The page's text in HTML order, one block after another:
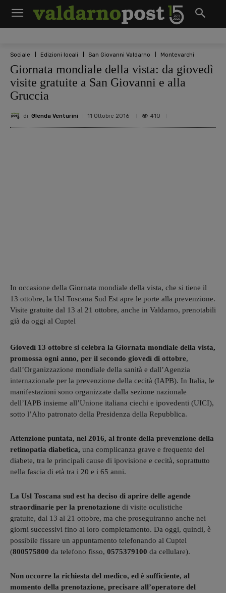
Sociale Edizioni locali San Giovanni Valdarno Montevarchi
Giornata mondiale della vista: da giovedì
visite gratuite a San Giovanni e alla
Gruccia
di Glenda Venturini 11 Ottobre 2016 410
In occasione della Giornata mondiale della vista, che si tiene il
13 ottobre, la Usl Toscana Sud Est apre le porte alla prevenzione.
Visite gratuite dal 13 al 21 ottobre, anche in Valdarno, prenotabili
già da oggi al Cuptel
Giovedì 13 ottobre si celebra la Giornata mondiale della vista,
promossa ogni anno, per il secondo giovedì di ottobre,
dall’Organizzazione mondiale della sanità e dall’Agenzia
internazionale per la prevenzione della cecità (IAPB). In Italia, le
manifestazioni sono organizzate dalla sezione nazionale
dell’IAPB insieme all’Unione italiana ciechi e ipovedenti (UICI),
sotto l’Alto patronato della Presidenza della Repubblica.
Attenzione puntata, nel 2016, al fronte della prevenzione della
retinopatia diabetica, una complicanza grave e frequente del
diabete, tra le principali cause di ipovisione e cecità, soprattutto
nella fascia di età tra i 20 e i 65 anni.
La Usl Toscana sud est ha deciso di aprire delle agende
straordinarie per la prenotazione di visite oculistiche
gratuite, dal 13 al 21 ottobre, ma che proseguiranno anche nei
giorni successivi fino al loro completamento. Da oggi, quindi, è
possibile fissare un appuntamento telefonando al Cuptel
(800575800 da telefono fisso, 0575379100 da cellulare).
Non occorre la richiesta del medico, ed è sufficiente, al
momento della prenotazione, precisare all’operatore del